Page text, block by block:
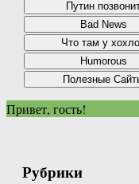
Привет, гость!
Рубрики